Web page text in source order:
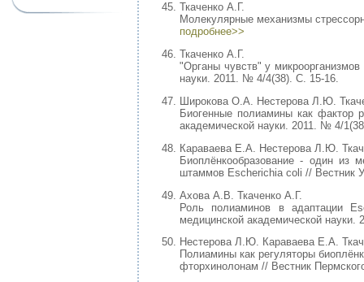
Ткаченко А.Г.
Молекулярные механизмы
подробнее>>
Ткаченко А.Г.
"Органы чувств" у
науки. 2011. № 4/4(38). С. 15-16.
Широкова О.А. Нестерова Л.Ю.
Биогенные полиамины как фактор
академической науки. 2011. № 4/
Караваева Е.А. Нестерова Л.Ю.
Биоплёнкообразование - один из
штаммов Escherichia coli // Вестник
Ахова А.В. Ткаченко А.Г.
Роль полиаминов в адаптации
медицинской академической
Нестерова Л.Ю. Караваева Е.А.
Полиамины как регуляторы
фторхинолонам // Вестник